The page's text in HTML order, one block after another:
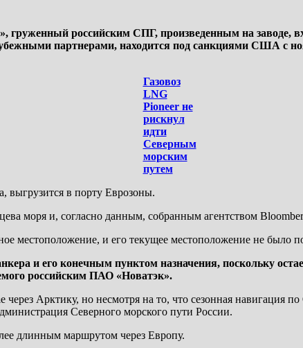
груженный российским СПГ, произведенным на
партнерами, находится под санкциями США с
Газовоз
LNG
Pioneer не
рискнул
идти
Северным
морским
путем
выгрузится в порту Еврозоны.
моря и, согласно данным, собранным агентством
местоположение, и его текущее местоположение не было
и его конечным пунктом назначения, поскольку
российским ПАО «Новатэк».
Арктику, но несмотря на то, что сезонная навигация
Северного морского пути России.
длинным маршрутом через Европу.